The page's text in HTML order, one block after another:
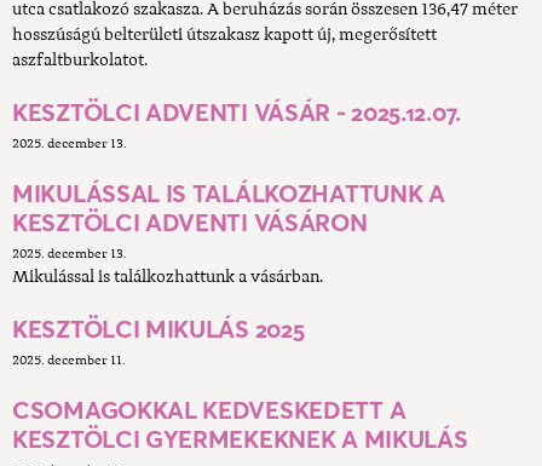
utca csatlakozó szakasza. A beruházás során összesen 136,47 méter
hosszúságú belterületi útszakasz kapott új, megerősített
aszfaltburkolatot.
KESZTÖLCI ADVENTI VÁSÁR - 2025.12.07.
2025. december 13.
MIKULÁSSAL IS TALÁLKOZHATTUNK A
KESZTÖLCI ADVENTI VÁSÁRON
2025. december 13.
Mikulással is találkozhattunk a vásárban.
KESZTÖLCI MIKULÁS 2025
2025. december 11.
CSOMAGOKKAL KEDVESKEDETT A
KESZTÖLCI GYERMEKEKNEK A MIKULÁS